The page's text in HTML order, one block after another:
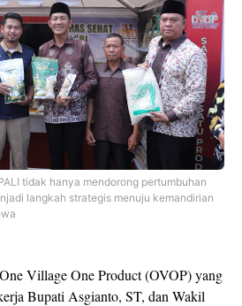
tidak hanya mendorong pertumbuhan
langkah strategis menuju kemandirian
Village One Product (OVOP) yang
Bupati Asgianto, ST, dan Wakil